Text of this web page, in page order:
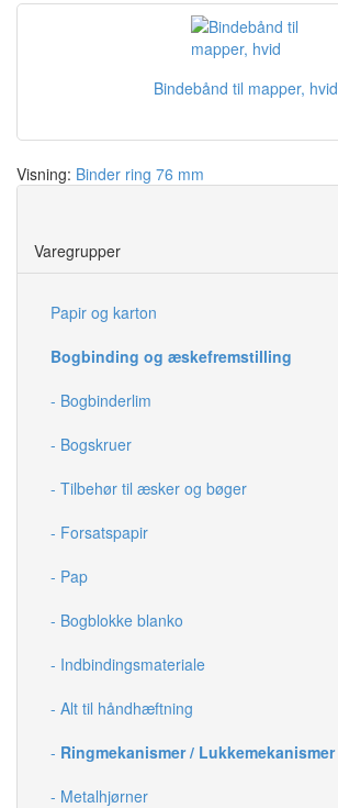
Bindebånd til mapper, hvid
Visning: Binder ring 76 mm
Varegrupper
Papir og karton
Bogbinding og æskefremstilling
- Bogbinderlim
- Bogskruer
- Tilbehør til æsker og bøger
- Forsatspapir
- Pap
- Bogblokke blanko
- Indbindingsmateriale
- Alt til håndhæftning
- Ringmekanismer / Lukkemekanismer
- Metalhjørner